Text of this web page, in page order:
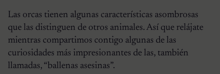
Las orcas tienen algunas características asombrosas
que las distinguen de otros animales. Así que relájate
mientras compartimos contigo algunas de las
curiosidades más impresionantes de las, también
llamadas, “ballenas asesinas”.